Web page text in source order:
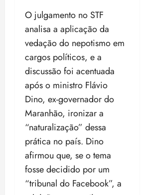
O julgamento no STF
analisa a aplicação da
vedação do nepotismo em
cargos políticos, e a
discussão foi acentuada
após o ministro Flávio
Dino, ex-governador do
Maranhão, ironizar a
“naturalização” dessa
prática no país. Dino
afirmou que, se o tema
fosse decidido por um
“tribunal do Facebook”, a